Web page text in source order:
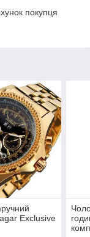
покупця
Exclusive